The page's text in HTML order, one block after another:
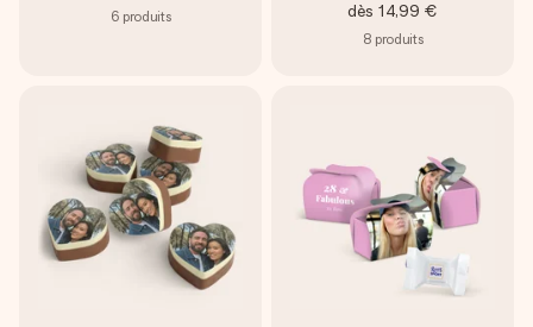
6 produits dès 14,99 €
8 produits